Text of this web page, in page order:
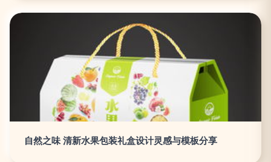
自然之味 清新水果包装礼盒设计灵感与模板分享